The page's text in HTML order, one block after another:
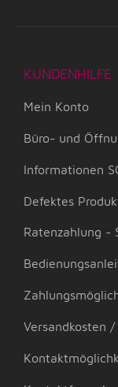
KUNDENHILFE
Mein Konto
Büro- und
Informationen
Defektes
Ratenzahlung -
Versandkosten